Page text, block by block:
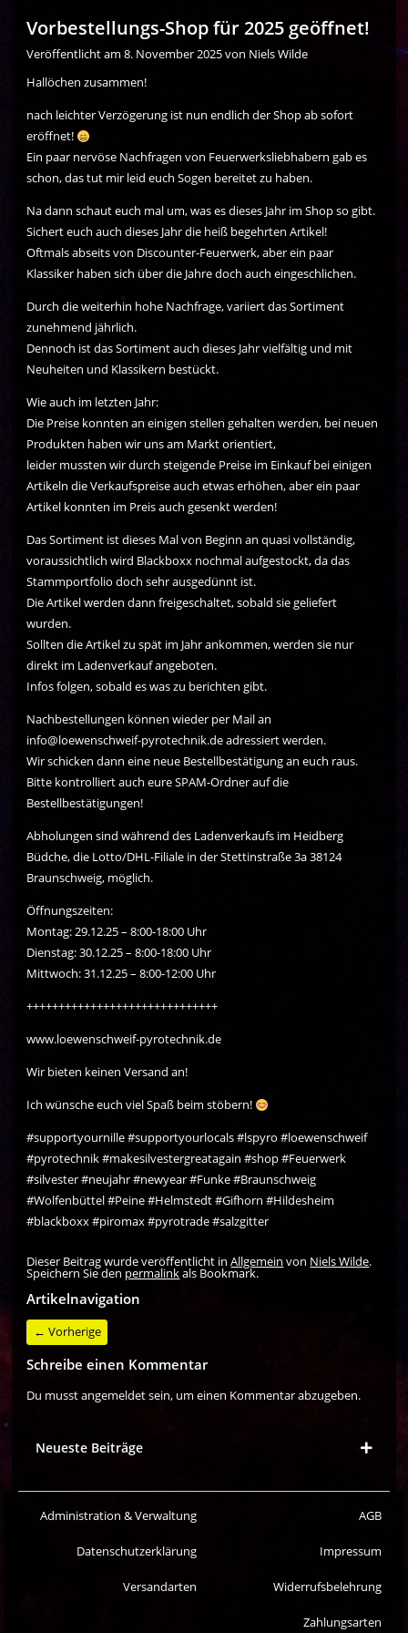
Vorbestellungs-Shop für 2025 geöffnet!
Veröffentlicht am8. November 2025von Niels Wilde
Hallöchen zusammen!
nach leichter Verzögerung ist nun endlich der Shop ab sofort
eröffnet!
Ein paar nervöse Nachfragen von Feuerwerksliebhabern gab es
schon, das tut mir leid euch Sogen bereitet zu haben.
Na dann schaut euch mal um, was es dieses Jahr im Shop so gibt.
Sichert euch auch dieses Jahr die heiß begehrten Artikel!
Oftmals abseits von Discounter-Feuerwerk, aber ein paar
Klassiker haben sich über die Jahre doch auch eingeschlichen.
Durch die weiterhin hohe Nachfrage, variiert das Sortiment
zunehmend jährlich.
Dennoch ist das Sortiment auch dieses Jahr vielfältig und mit
Neuheiten und Klassikern bestückt.
Wie auch im letzten Jahr:
Die Preise konnten an einigen stellen gehalten werden, bei neuen
Produkten haben wir uns am Markt orientiert,
leider mussten wir durch steigende Preise im Einkauf bei einigen
Artikeln die Verkaufspreise auch etwas erhöhen, aber ein paar
Artikel konnten im Preis auch gesenkt werden!
Das Sortiment ist dieses Mal von Beginn an quasi vollständig,
voraussichtlich wird Blackboxx nochmal aufgestockt, da das
Stammportfolio doch sehr ausgedünnt ist.
Die Artikel werden dann freigeschaltet, sobald sie geliefert
wurden.
Sollten die Artikel zu spät im Jahr ankommen, werden sie nur
direkt im Ladenverkauf angeboten.
Infos folgen, sobald es was zu berichten gibt.
Nachbestellungen können wieder per Mail an
info@loewenschweif-pyrotechnik.de adressiert werden.
Wir schicken dann eine neue Bestellbestätigung an euch raus.
Bitte kontrolliert auch eure SPAM-Ordner auf die
Bestellbestätigungen!
Abholungen sind während des Ladenverkaufs im Heidberg
Büdche, die Lotto/DHL-Filiale in der Stettinstraße 3a 38124
Braunschweig, möglich.
Öffnungszeiten:
Montag: 29.12.25 – 8:00-18:00 Uhr
Dienstag: 30.12.25 – 8:00-18:00 Uhr
Mittwoch: 31.12.25 – 8:00-12:00 Uhr
++++++++++++++++++++++++++++++
www.loewenschweif-pyrotechnik.de
Wir bieten keinen Versand an!
Ich wünsche euch viel Spaß beim stöbern!
#supportyournille #supportyourlocals #lspyro #loewenschweif
#pyrotechnik #makesilvestergreatagain #shop #Feuerwerk
#silvester #neujahr #newyear #Funke #Braunschweig
#Wolfenbüttel #Peine #Helmstedt #Gifhorn #Hildesheim
#blackboxx #piromax #pyrotrade #salzgitter
Dieser Beitrag wurde veröffentlicht inAllgemein von Niels Wilde.
Speichern Sie den permalinkals Bookmark.
Artikelnavigation
← Vorherige
Schreibe einen Kommentar
Du musstangemeldetsein, um einen Kommentar abzugeben.
Neueste Beiträge
Administration & Verwaltung AGB
Datenschutzerklärung Impressum
Versandarten Widerrufsbelehrung
Zahlungsarten